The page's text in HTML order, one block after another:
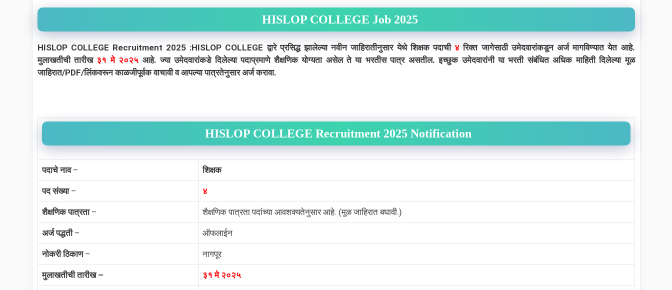
HISLOP COLLEGE Job 2025
HISLOP COLLEGE Recruitment 2025 :HISLOP COLLEGE द्वारे प्रसिद्ध झालेल्या नवीन जाहिरातीनुसार येथे शिक्षक पदाची ४रिक्त जागेसाठी उमेदवारांकडून अर्ज मागविण्यात येत आहे.
मुलाखतीची तारीख३१ मे २०२५ आहे. ज्या उमेदवारांकडे दिलेल्या पदाप्रमाणे शैक्षणिक योग्यता असेल ते या भरतीस पात्र असतील. इच्छुक उमेदवारांनी या भरती संबंधित अधिक माहिती दिलेल्या मूळ
जाहिरात/PDF/लिंकवरून काळजीपूर्वक वाचावी व आपल्या पात्रतेनुसार अर्ज करावा.
HISLOP COLLEGE Recruitment 2025 Notification
पदाचे नाव– शिक्षक
पद संख्या– ४
शैक्षणिक पात्रता– शैक्षणिक पात्रता पदांच्या आवशक्यतेनुसार आहे. (मूळ जाहिरात बघावी.)
अर्ज पद्धती– ऑफलाईन
नोकरी ठिकाण– नागपूर
मुलाखतीची तारीख – ३१ मे २०२५